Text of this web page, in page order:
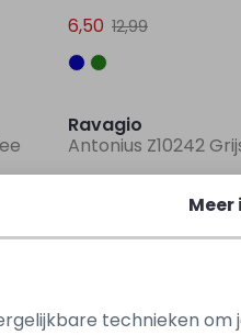
6,50 12,99
Ravagio
Antonius Z10242
Sale
12293144 Wit
technieken om